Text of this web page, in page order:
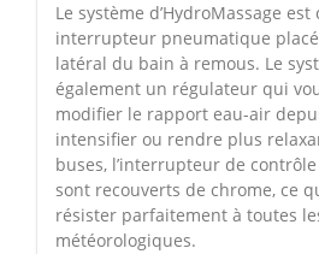
Le système d’HydroMassage
interrupteur pneumatique
latéral du bain à remous. Le
également un régulateur qui
modifier le rapport eau-air
intensifier ou rendre plus
buses, l’interrupteur de
sont recouverts de chrome, ce
résister parfaitement à toutes
météorologiques.